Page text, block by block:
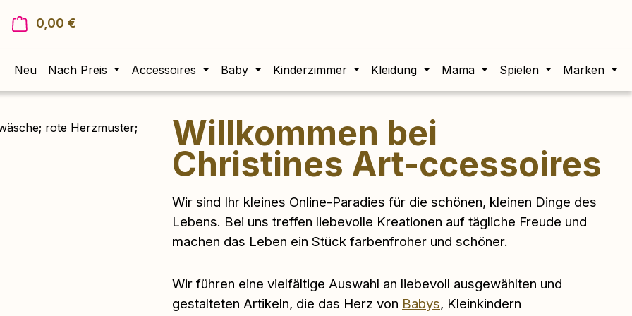
0,00 €
Neu Nach Preis Accessoires Baby Kinderzimmer Kleidung Mama Spielen Marken
Willkommen bei
Christines Art-ccessoires
Wir sind Ihr kleines Online-Paradies für die schönen, kleinen Dinge des
Lebens. Bei uns treffen liebevolle Kreationen auf tägliche Freude und
machen das Leben ein Stück farbenfroher und schöner.
Wir führen eine vielfältige Auswahl an liebevoll ausgewählten und
gestalteten Artikeln, die das Herz von Babys, Kleinkindern